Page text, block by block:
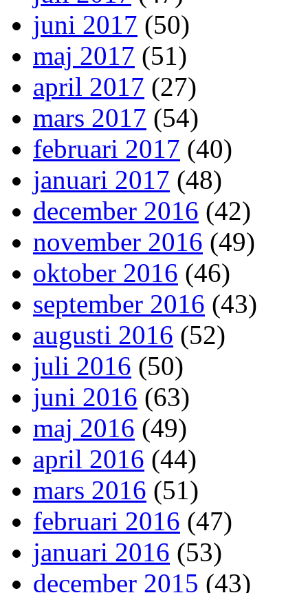
juni 2017 (50)
maj 2017 (51)
april 2017 (27)
mars 2017 (54)
februari 2017 (40)
januari 2017 (48)
december 2016 (42)
november 2016 (49)
oktober 2016 (46)
september 2016 (43)
augusti 2016 (52)
juli 2016 (50)
juni 2016 (63)
maj 2016 (49)
april 2016 (44)
mars 2016 (51)
februari 2016 (47)
januari 2016 (53)
december 2015 (43)